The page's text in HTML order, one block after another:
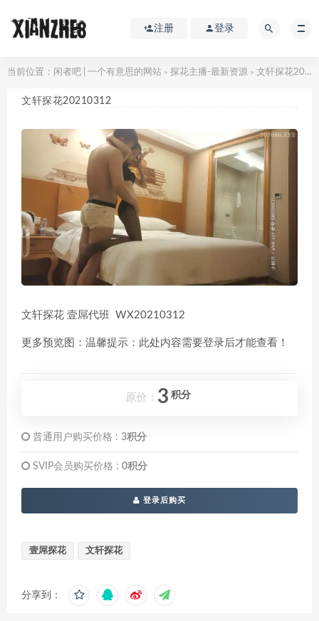
注册 登录
当前位置： 闲者吧 | 一个有意思的网站 > 探花主播-最新资源 > 文轩探花20210312
文轩探花20210312
文轩探花 壹屌代班 WX20210312
更多预览图：温馨提示：此处内容需要登录后才能查看！
原价： 3 积分
普通用户购买价格 : 3积分
SVIP会员购买价格 : 0积分
登录后购买
壹屌探花 文轩探花
分享到：